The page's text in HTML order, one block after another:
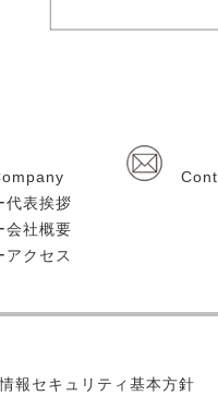
代表挨拶
会社概要
アクセス
情報セキュリティ基本方針